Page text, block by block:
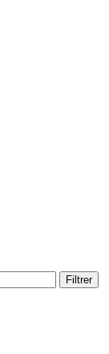
Filtrer